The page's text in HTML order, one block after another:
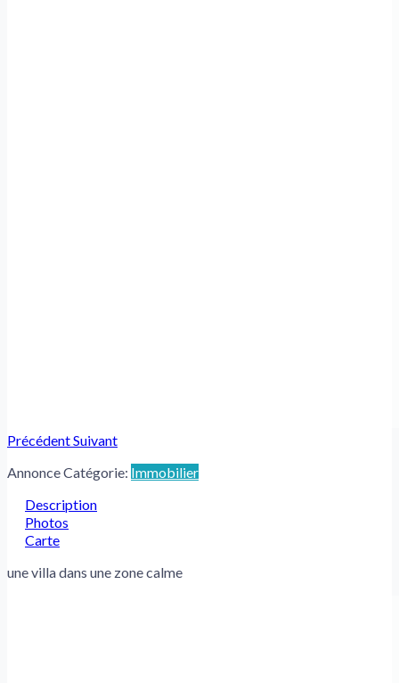
PrécédentSuivant
Annonce Catégorie: Immobilier
Description
Photos
Carte
une villa dans une zone calme